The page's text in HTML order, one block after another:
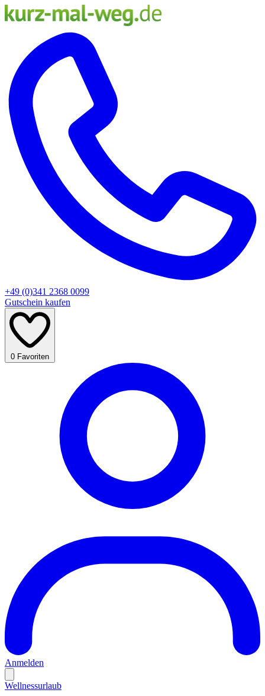
+49 (0)341 2368 0099
Gutschein kaufen
0 Favoriten
Anmelden
Wellnessurlaub